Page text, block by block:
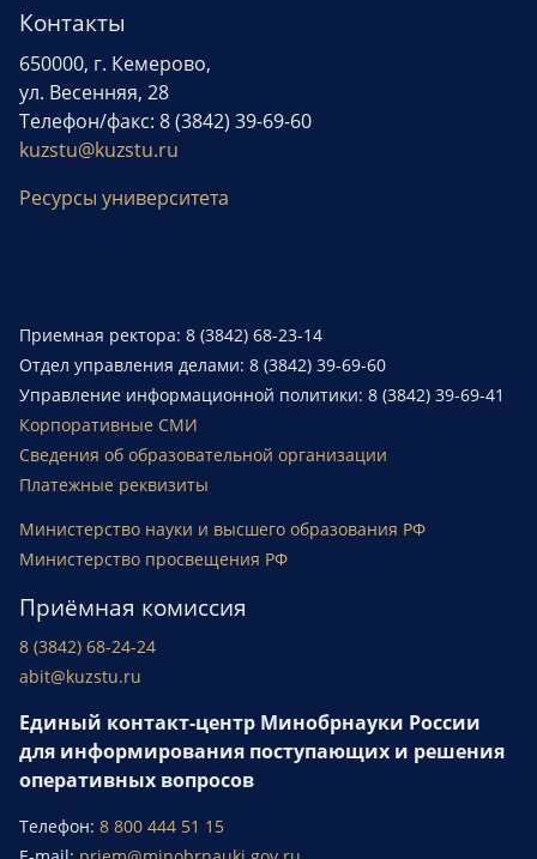
Контакты
650000, г. Кемерово,
ул. Весенняя, 28
Телефон/факс: 8 (3842) 39-69-60
kuzstu@kuzstu.ru
Ресурсы университета
Приемная ректора: 8 (3842) 68-23-14
Отдел управления делами: 8 (3842) 39-69-60
Управление информационной политики: 8 (3842) 39-69-41
Корпоративные СМИ
Сведения об образовательной организации
Платежные реквизиты
Министерство науки и высшего образования РФ
Министерство просвещения РФ
Приёмная комиссия
8 (3842) 68-24-24
abit@kuzstu.ru
Единый контакт-центр Минобрнауки России
для информирования поступающих и решения
оперативных вопросов
Телефон: 8 800 444 51 15